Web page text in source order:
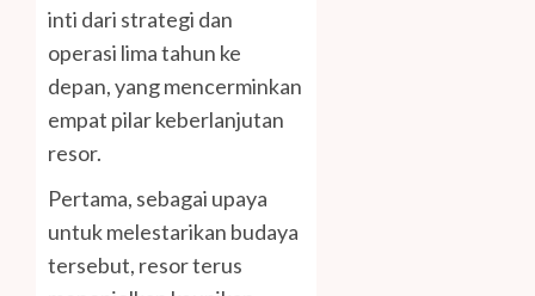
inti dari strategi dan
operasi lima tahun ke
depan, yang mencerminkan
empat pilar keberlanjutan
resor.
Pertama, sebagai upaya
untuk melestarikan budaya
tersebut, resor terus